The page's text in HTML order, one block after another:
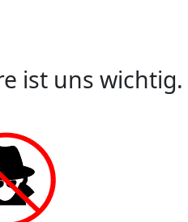
ist uns wichtig.